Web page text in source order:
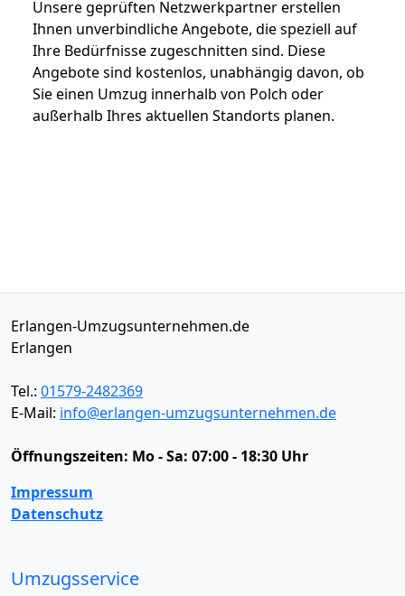
Unsere geprüften Netzwerkpartner erstellen
Ihnen unverbindliche Angebote, die speziell auf
Ihre Bedürfnisse zugeschnitten sind. Diese
Angebote sind kostenlos, unabhängig davon, ob
Sie einen Umzug innerhalb von Polch oder
außerhalb Ihres aktuellen Standorts planen.
Erlangen-Umzugsunternehmen.de
Erlangen
Tel.: 01579-2482369
E-Mail: info@erlangen-umzugsunternehmen.de
Öffnungszeiten: Mo - Sa: 07:00 - 18:30 Uhr
Impressum
Datenschutz
Umzugsservice